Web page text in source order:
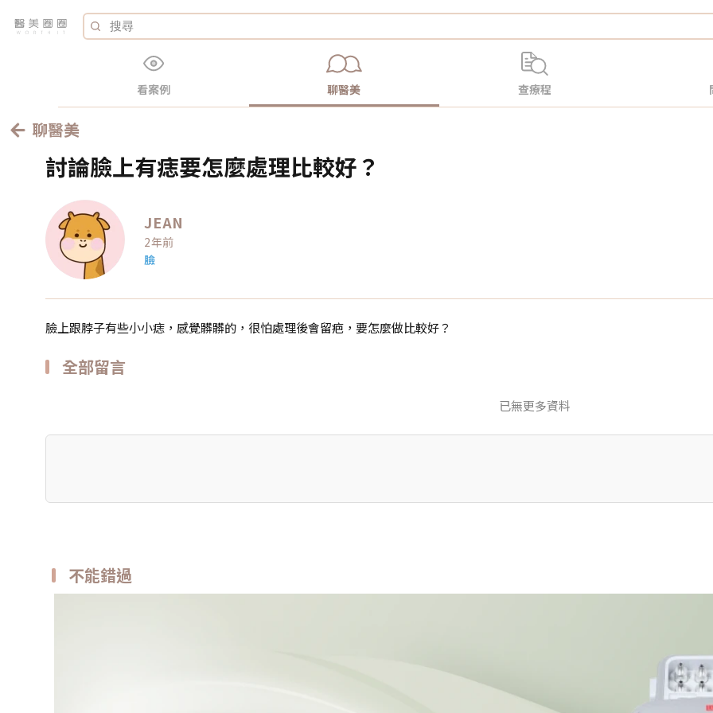
看案例 聊醫美 查療程
聊醫美
討論臉上有痣要怎麼處理比較好？
JEAN
2年前
臉
臉上跟脖子有些小小痣，感覺髒髒的，很怕處理後會留疤，要怎麼做比較好？
全部留言
已無更多資料
不能錯過